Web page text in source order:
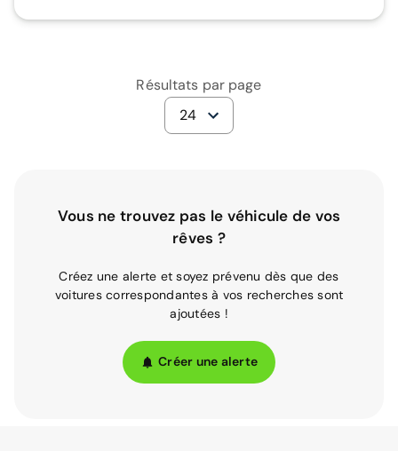
Résultats par page
24
Vous ne trouvez pas le véhicule de vos
rêves ?
Créez une alerte et soyez prévenu dès que des
voitures correspondantes à vos recherches sont
ajoutées !
Créer une alerte